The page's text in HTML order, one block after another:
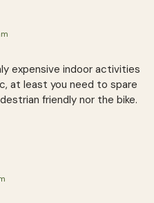
expensive indoor activities
at least you need to spare
friendly nor the bike.